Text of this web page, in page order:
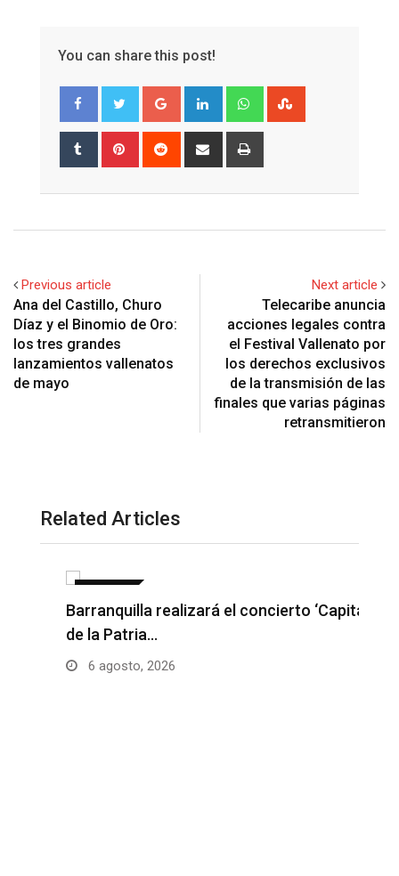
You can share this post!
Google+ LinkedIn Whatsapp
Tumblr Pinterest Reddit
Share
Previous article
Ana del Castillo, Churo
Díaz y el Binomio de Oro:
los tres grandes
lanzamientos vallenatos
de mayo
Next article
Telecaribe anuncia
acciones legales contra
el Festival Vallenato por
los derechos exclusivos
de la transmisión de las
finales que varias páginas
retransmitieron
Related Articles
Barranquilla realizará el concierto ‘Capital
de la Patria…
6 agosto, 2026